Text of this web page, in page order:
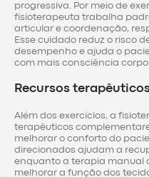
progressiva. Por meio de
fisioterapeuta trabalha
articular e coordenação,
Esse cuidado reduz o risco
desempenho e ajuda o
com mais consciência
Recursos
Além dos exercícios, a
terapêuticos
melhorar o conforto do
direcionados ajudam a
enquanto a terapia manual
melhorar a função dos